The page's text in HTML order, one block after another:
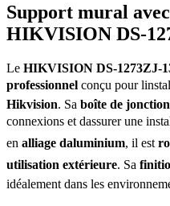
Support mural
HIKVISION DS-
Le HIKVISION DS-1273ZJ-
professionnel conçu pour
Hikvision. Sa boîte de
connexions et dassurer une
en alliage daluminium, il est
utilisation extérieure. Sa
idéalement dans les